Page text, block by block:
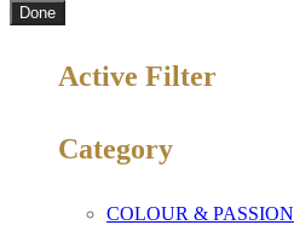
Done
Active Filter
Category
COLOUR & PASSION